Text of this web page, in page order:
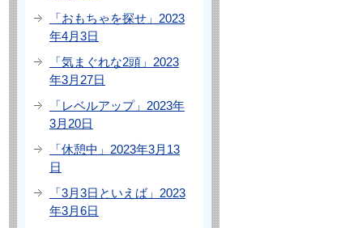
「おもちゃを探せ」2023
年4月3日
「気まぐれな2頭」2023
年3月27日
「レベルアップ」2023年
3月20日
「休憩中」2023年3月13
日
「3月3日といえば」2023
年3月6日